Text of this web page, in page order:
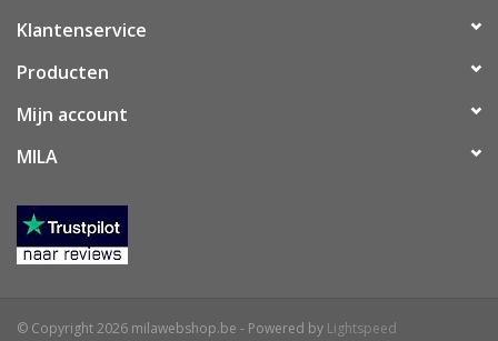
Klantenservice
Producten
Mijn account
MILA
© Copyright 2026 milawebshop.be - Powered by Lightspeed